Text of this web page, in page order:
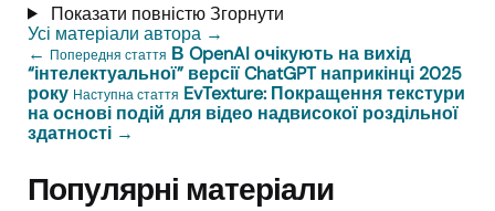
Показати повністюЗгорнути
Усі матеріали автора →
← Попередня стаття В OpenAI очікують на вихід
“інтелектуальної” версії ChatGPT наприкінці 2025
року Наступна стаття EvTexture: Покращення текстури
на основі подій для відео надвисокої роздільної
здатності →
Популярні матеріали